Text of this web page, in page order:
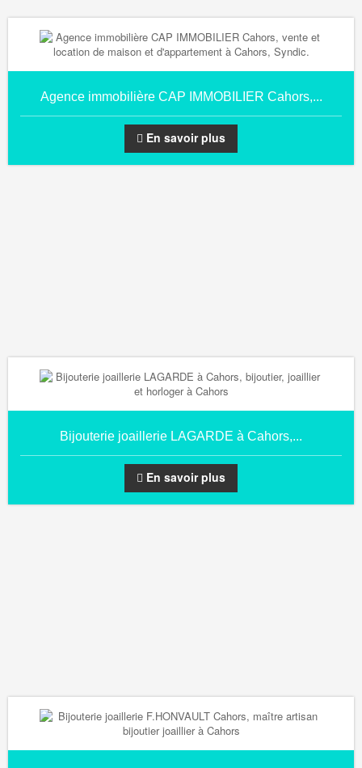
Agence immobilière CAP IMMOBILIER Cahors,...
En savoir plus
Bijouterie joaillerie LAGARDE à Cahors,...
En savoir plus